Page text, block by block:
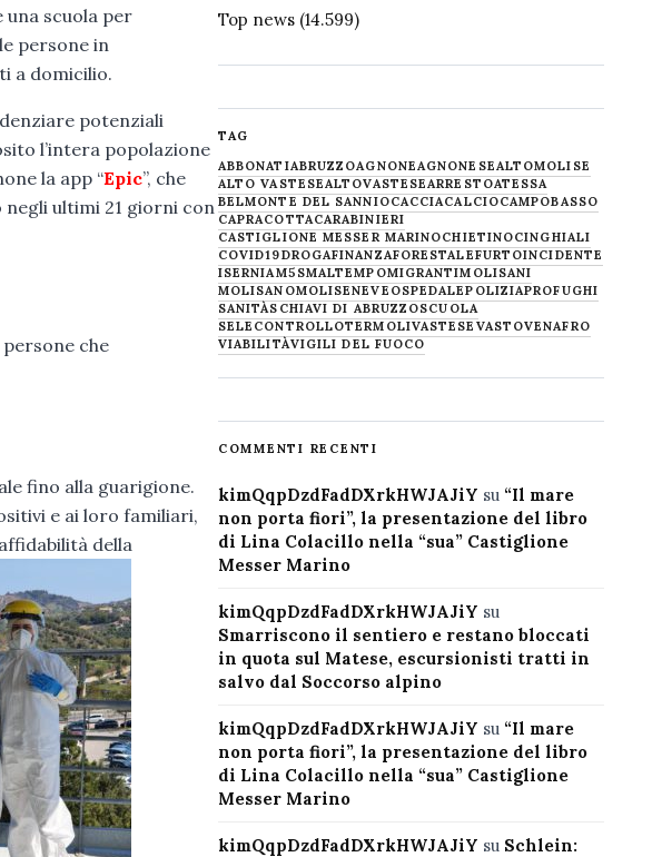
una scuola per
persone in
a domicilio.
potenziali
l’intera popolazione
la app “Epic”, che
ultimi 21 giorni con
che
fino alla guarigione.
e ai loro familiari,
della
Top news(14.599)
TAG
ABBONATIABRUZZOAGNONEAGNONESEALTOMOLISE
ALTO VASTESEALTOVASTESEARRESTOATESSA
BELMONTE DEL SANNIOCACCIACALCIOCAMPOBASSO
CAPRACOTTACARABINIERI
CASTIGLIONE MESSER MARINOCHIETINOCINGHIALI
COVID19DROGAFINANZAFORESTALEFURTOINCIDENTE
ISERNIAM5SMALTEMPOMIGRANTIMOLISANI
MOLISANOMOLISENEVE OSPEDALEPOLIZIAPROFUGHI
SANITÀSCHIAVI DI ABRUZZOSCUOLA
SELECONTROLLOTERMOLIVASTESE VASTOVENAFRO
VIABILITÀVIGILI DEL FUOCO
COMMENTI RECENTI
kimQqpDzdFadDXrkHWJAJiY su “Il mare
non porta fiori”, la presentazione del libro
di Lina Colacillo nella “sua” Castiglione
Messer Marino
kimQqpDzdFadDXrkHWJAJiY su
Smarriscono il sentiero e restano bloccati
in quota sul Matese, escursionisti tratti in
salvo dal Soccorso alpino
kimQqpDzdFadDXrkHWJAJiY su “Il mare
non porta fiori”, la presentazione del libro
di Lina Colacillo nella “sua” Castiglione
Messer Marino
kimQqpDzdFadDXrkHWJAJiY su Schlein: